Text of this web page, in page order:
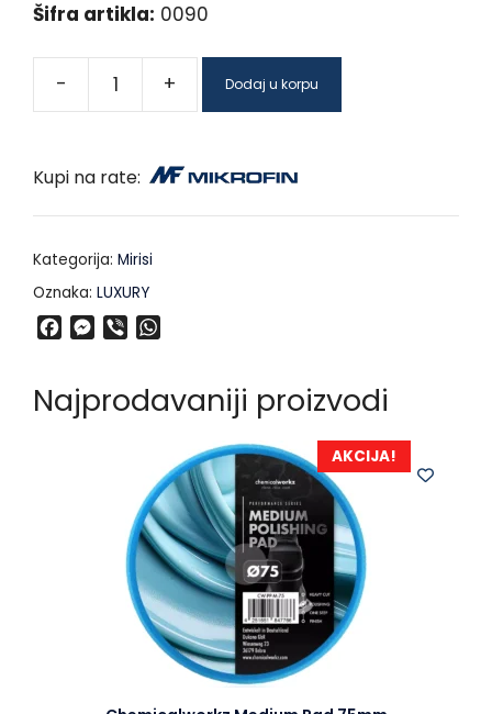
Šifra artikla: 0090
- + Dodaj u korpu
Kupi na rate:
Kategorija: Mirisi
Oznaka: LUXURY
e
b
M
s
e
t
p
p
Najprodavaniji proizvodi
AKCIJA!